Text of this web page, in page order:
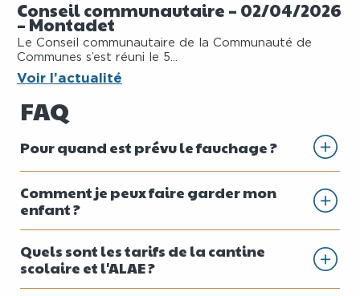
Conseil communautaire – 02/04/2026
– Montadet
Le Conseil communautaire de la Communauté de
Communes s’est réuni le 5...
Voir l’actualité
FAQ
Pour quand est prévu le fauchage ?
Comment je peux faire garder mon
enfant ?
Quels sont les tarifs de la cantine
scolaire et l'ALAE ?